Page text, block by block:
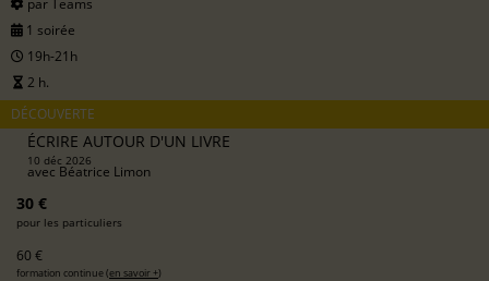
1 soirée
19h-21h
2 h.
DÉCOUVERTE
ÉCRIRE AUTOUR D'UN LIVRE
10 déc 2026
avec Béatrice Limon
30 €
pour les particuliers
60 €
formation continue (en savoir +)